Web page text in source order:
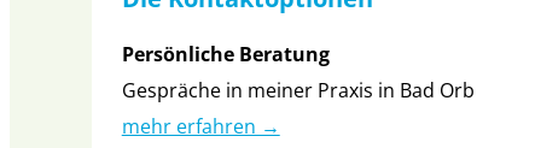
Persönliche Beratung
Gespräche in meiner Praxis in Bad Orb
mehr erfahren →